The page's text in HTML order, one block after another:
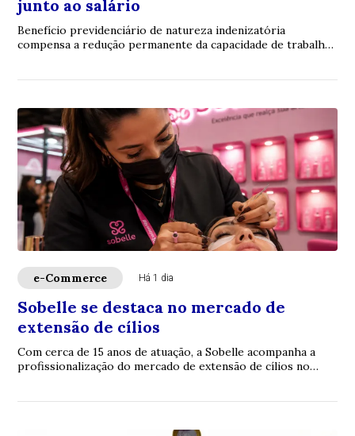
junto ao salário
Benefício previdenciário de natureza indenizatória
compensa a redução permanente da capacidade de trabalho
e-Commerce Há 1 dia
Sobelle se destaca no mercado de
extensão de cílios
Com cerca de 15 anos de atuação, a Sobelle acompanha a
profissionalização do mercado de extensão de cílios no